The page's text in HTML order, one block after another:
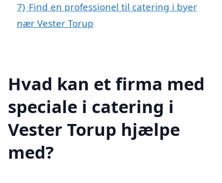
7) Find en professionel til catering i byer
nær Vester Torup
Hvad kan et firma med
speciale i catering i
Vester Torup hjælpe
med?